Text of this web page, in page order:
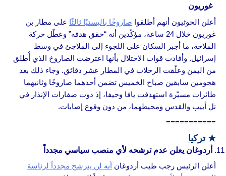
غوريون
أعلن الحوثيون أنهم أطلقوا صاروخًا باليستيًا ثالثًا على مطار بن
غوريون خلال 24 ساعة، مؤكّدين أنه “حقق هدفه” وعطّل حركة
الملاحة، ما أجبر السكان على اللجوء إلى الملاجئ في وسط
إسرائيل. وأفادت قوات الاحتلال بأنها اعترضت الصاروخ الذي أُطلق
من اليمن وعلّقت الرحلات في المطار عشر دقائق. وجاء ذلك بعد
هجومين سابقين صباح الخميس تضمن أحدهما صاروخًا وثانيهما
طائرات مسيّرة استهدفت يافا وحيفا، إذ دوت صفارات الإنذار في
تل أبيب والقدس ومحيطهما، من دون وقوع إصابات.
===========
★تركيا
أردوغان يعلن عدم ترشحه لأي منصب سياسي مجدداً
أعلن الرئيس رجب طيب أردوغان أنه لن يترشح مجدداً لرئاسة